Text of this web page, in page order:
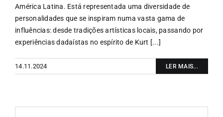
América Latina. Está representada uma diversidade de
personalidades que se inspiram numa vasta gama de
influências: desde tradições artísticas locais, passando por
experiências dadaístas no espírito de Kurt [...]
14.11.2024 LER MAIS...